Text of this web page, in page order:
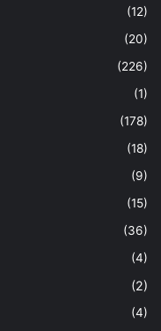
(12)
(20)
(226)
(1)
(178)
(18)
(9)
(15)
(36)
(4)
(2)
(4)